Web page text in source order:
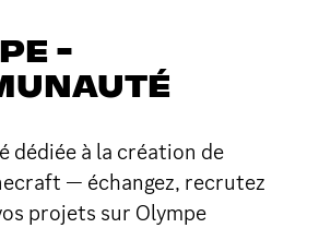
-
dédiée à la création de
— échangez, recrutez
projets sur Olympe